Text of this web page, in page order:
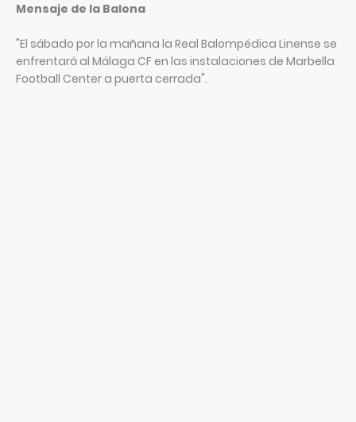
Mensaje de la Balona
"El sábado por la mañana la Real Balompédica Linense se
enfrentará al Málaga CF en las instalaciones de Marbella
Football Center a puerta cerrada".